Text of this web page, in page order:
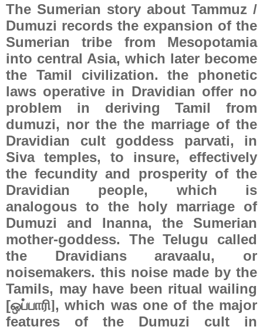
The Sumerian story about Tammuz /
Dumuzi records the expansion of the
Sumerian tribe from Mesopotamia
into central Asia, which later become
the Tamil civilization. the phonetic
laws operative in Dravidian offer no
problem in deriving Tamil from
dumuzi, nor the the marriage of the
Dravidian cult goddess parvati, in
Siva temples, to insure, effectively
the fecundity and prosperity of the
Dravidian people, which is
analogous to the holy marriage of
Dumuzi and Inanna, the Sumerian
mother-goddess. The Telugu called
the Dravidians aravaalu, or
noisemakers. this noise made by the
Tamils, may have been ritual wailing
[ஒப்பாரி], which was one of the major
features of the Dumuzi cult in